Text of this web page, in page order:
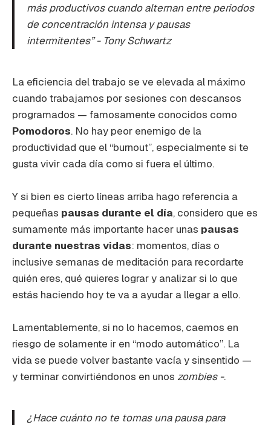
más productivos cuando alternan entre periodos
de concentración intensa y pausas
intermitentes” - Tony Schwartz
La eficiencia del trabajo se ve elevada al máximo
cuando trabajamos por sesiones con descansos
programados — famosamente conocidos como
Pomodoros. No hay peor enemigo de la
productividad que el “burnout”, especialmente si te
gusta vivir cada día como si fuera el último.
Y si bien es cierto líneas arriba hago referencia a
pequeñas pausas durante el día, considero que es
sumamente más importante hacer unas pausas
durante nuestras vidas: momentos, días o
inclusive semanas de meditación para recordarte
quién eres, qué quieres lograr y analizar si lo que
estás haciendo hoy te va a ayudar a llegar a ello.
Lamentablemente, si no lo hacemos, caemos en
riesgo de solamente ir en “modo automático”. La
vida se puede volver bastante vacía y sinsentido —
y terminar convirtiéndonos en unos zombies -.
¿Hace cuánto no te tomas una pausa para